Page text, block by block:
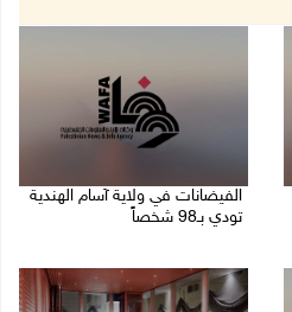
الفيضانات في ولاية آسام الهندية
تودي بـ98 شخصاً